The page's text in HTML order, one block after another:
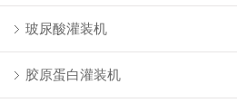
玻尿酸灌装机
胶原蛋白灌装机